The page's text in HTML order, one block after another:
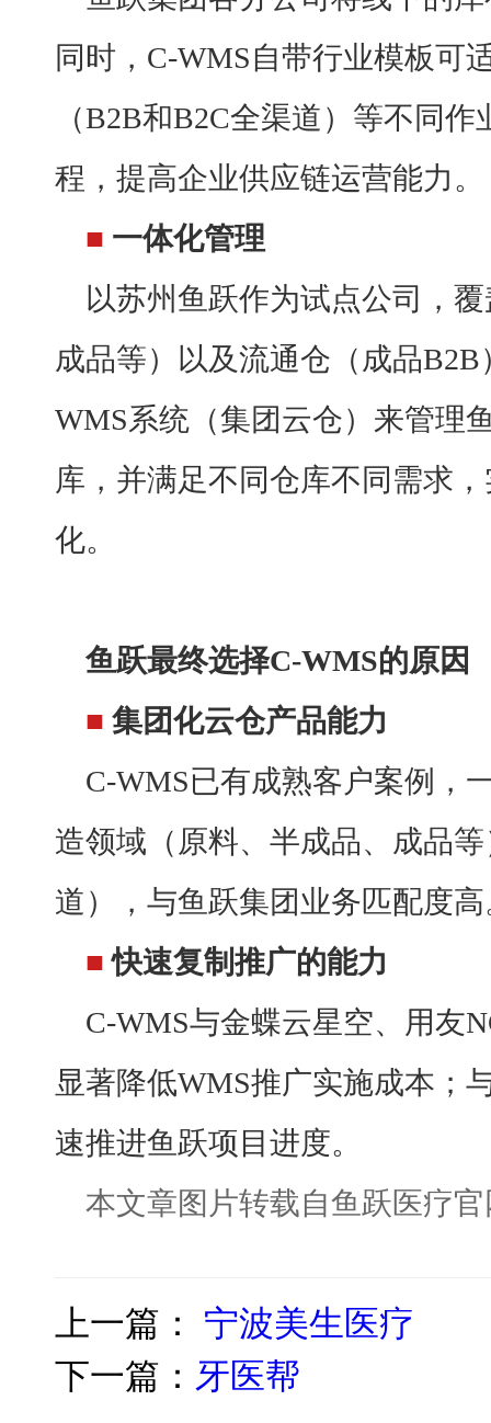
同时， C-WMS自带行业模板可
（B2B和B2C全渠道）等不同
程，提高企业供应链运营能力。
■ 一体化管理
以苏州鱼跃作为试点公司，
成品等）以及流通仓（成品B2B
WMS系统（集团云仓）来管理
库，并满足不同仓库不同需求
化。
鱼跃最终选择C-WMS的原因
■ 集团化云仓产品能力
C-WMS已有成熟客户案例，
造领域（原料、半成品、成品
道），与鱼跃集团业务匹配度高
■快速复制推广的能力
C-WMS与金蝶云星空、用友
显著降低WMS推广实施成本；
速推进鱼跃项目进度。
本文章图片转载自鱼跃医疗
上一篇：
宁波美生医疗
下一篇： 牙医帮